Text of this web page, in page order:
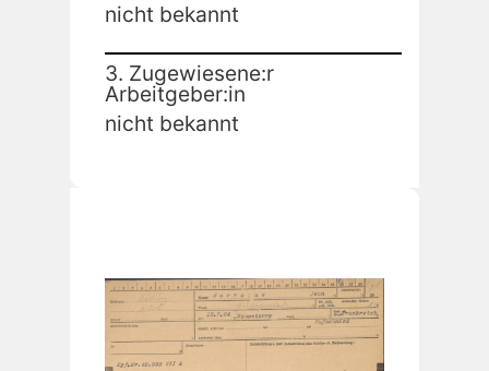
nicht bekannt
3. Zugewiesene:r
Arbeitgeber:in
nicht bekannt